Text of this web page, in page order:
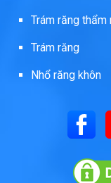
Trám răng thẩm
Trám răng
Nhổ răng khôn